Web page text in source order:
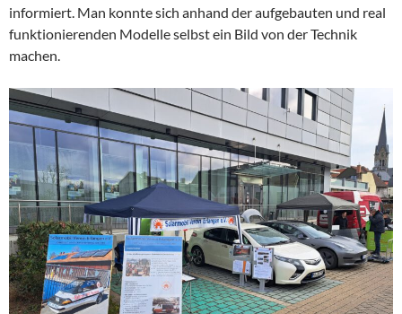
informiert. Man konnte sich anhand der aufgebauten und real
funktionierenden Modelle selbst ein Bild von der Technik
machen.